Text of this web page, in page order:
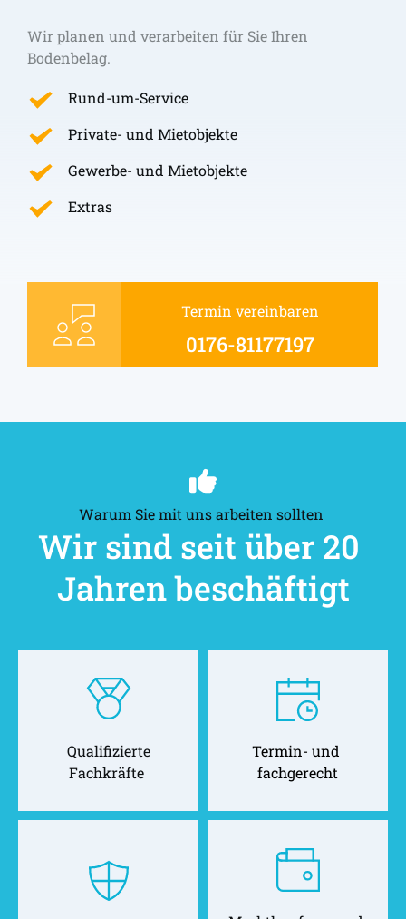
Wir planen und verarbeiten für Sie Ihren
Bodenbelag.
Rund-um-Service
Private- und Mietobjekte
Gewerbe- und Mietobjekte
Extras
Termin vereinbaren
0176-81177197
Warum Sie mit uns arbeiten sollten
Wir sind seit über 20
Jahren beschäftigt
Qualifizierte
Fachkräfte
Termin- und
fachgerecht